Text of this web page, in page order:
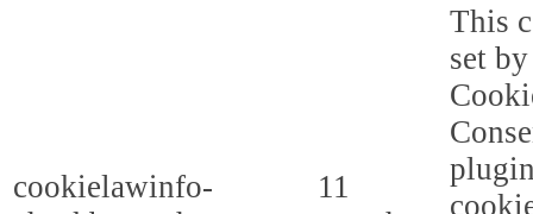
cookielawinfo-
11
This
set